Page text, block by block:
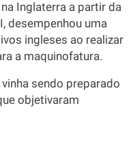
Inglaterra a partir da
desempenhou uma
ingleses ao realizar
a maquinofatura.
sendo preparado
objetivaram